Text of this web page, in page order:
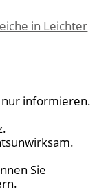
in Leichter
nur informieren.
Sie